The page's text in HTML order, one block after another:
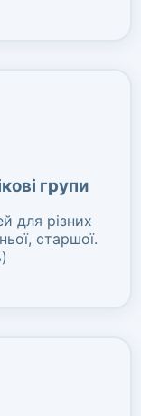
групи
для різних
старшої.